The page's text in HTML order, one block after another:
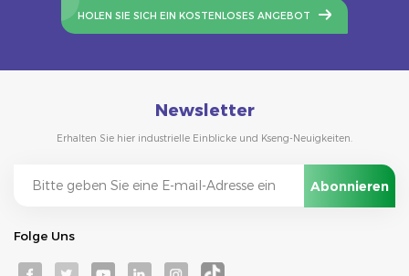
HOLEN SIE SICH EIN KOSTENLOSES ANGEBOT
Newsletter
Erhalten Sie hier industrielle Einblicke und Kseng-Neuigkeiten.
Folge Uns